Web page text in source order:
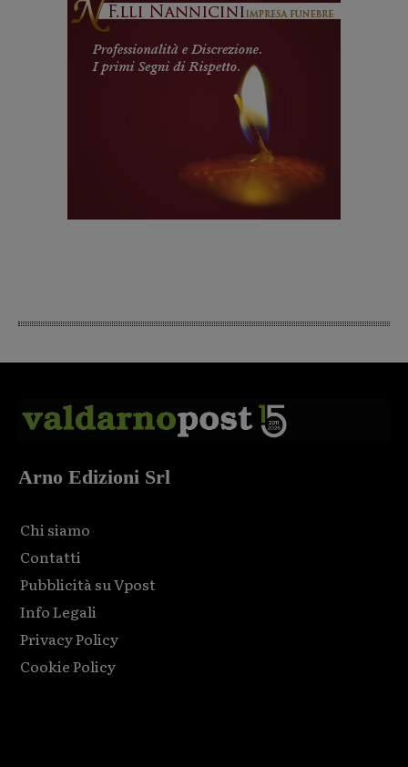
Arno Edizioni Srl
Chi siamo
Contatti
Pubblicità su Vpost
Info Legali
Privacy Policy
Cookie Policy